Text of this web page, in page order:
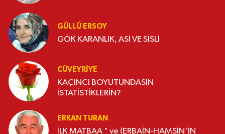
GÜLLÜ ERSOY
GÖK KARANLIK, ASİ VE SİSLİ
CÜVEYRIYE
KAÇINCI BOYUTUNDASIN
İSTATİSTİKLERİN?
ERKAN TURAN
İLK MATBAA " ve (ERBAİN-HAMSİN'İN